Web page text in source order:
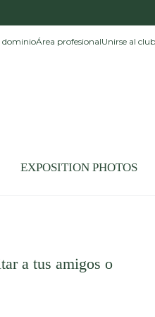
en Francia metropolitana y
dominioÁrea profesionalUnirse al club
EXPOSITION PHOTOS
a tus amigos o